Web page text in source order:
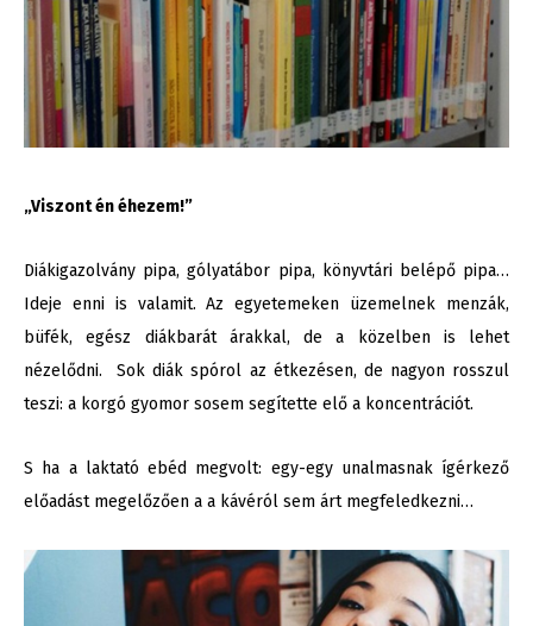
„Viszont én éhezem!”
Diákigazolvány pipa, gólyatábor pipa, könyvtári belépő pipa…
Ideje enni is valamit. Az egyetemeken üzemelnek menzák,
büfék, egész diákbarát árakkal, de a közelben is lehet
nézelődni. Sok diák spórol az étkezésen, de nagyon rosszul
teszi: a korgó gyomor sosem segítette elő a koncentrációt.
S ha a laktató ebéd megvolt: egy-egy unalmasnak ígérkező
előadást megelőzően a a kávéról sem árt megfeledkezni…